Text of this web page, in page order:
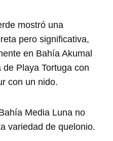
mostró una
pero significativa,
en Bahía Akumal
Playa Tortuga con
con un nido.
Media Luna no
variedad de quelonio.